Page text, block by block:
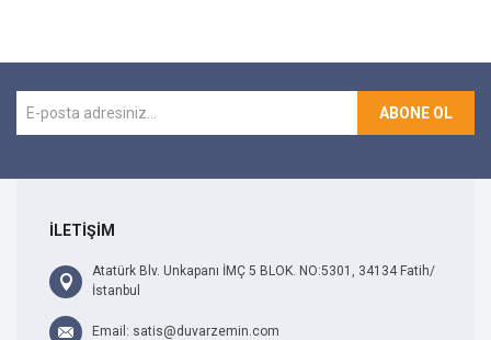
ABONE OL
İLETİŞİM
Atatürk Blv. Unkapanı İMÇ 5 BLOK. NO:5301, 34134 Fatih/
İstanbul
Email: satis@duvarzemin.com